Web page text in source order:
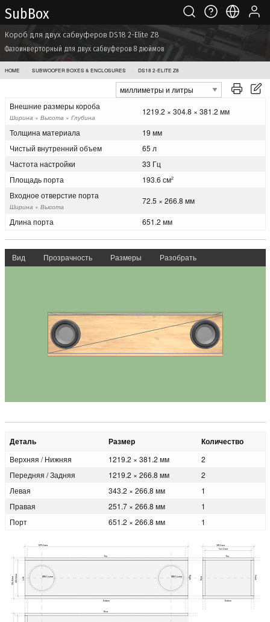
Sub Box
Короб для двух сабвуферов DS18 2-Elite Z8
Фазоинверторный для двух сабвуферов 8 дюймов
HOME SUBWOOFER BOXES & ENCLOSURES DS18 2-ELITE Z8
Внешние размеры короба
Ширина × Высота × Глубина
1219.2 × 304.8 × 381.2 мм
Толщина материала
19 мм
Чистый внутренний объем
65 л
Частота настройки
33 Гц
Площадь порта
193.6 см2
Входное отверстие порта
Ширина × Высота
72.5 × 266.8 мм
Длина порта 651.2 мм
Вид Прозрачность Размеры Разобрать
Деталь Размер Количество
Верхняя / Нижняя 1219.2 × 381.2 мм
2
Передняя / Задняя
1219.2 × 266.8 мм
2
Левая
343.2 × 266.8 мм
1
Правая
251.7 × 266.8 мм
1
Порт
651.2 × 266.8 мм 1
Ø185.4мм
Ø185.4мм
1219.2мм 381.2мм
343.2мм
304.8мм266.8мм
Top Top
Bottom Bottom
Rear
Left Right Rear Front